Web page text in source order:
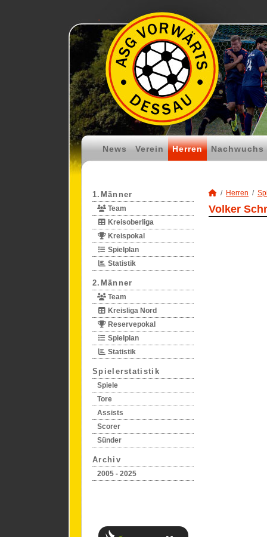
News Verein Herren Nachwuchs
1.Männer
Team
Kreisoberliga
Kreispokal
Spielplan
Statistik
2.Männer
Team
Kreisliga Nord
Reservepokal
Spielplan
Statistik
Spielerstatistik
Spiele
Tore
Assists
Scorer
Sünder
Archiv
2005 - 2025
Herren
Volker